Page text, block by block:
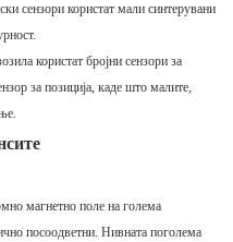
сензори користат мали синтерувани
користат бројни сензори за
за позиција, каде што малите,
магнетно поле на голема
посоодветни. Нивната поголема